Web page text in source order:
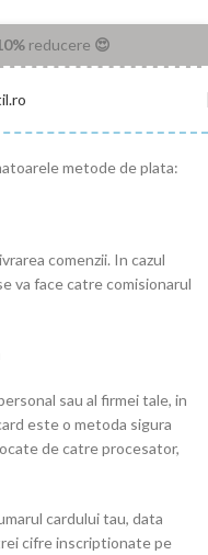
reducere 😍
metode de plata:
comenzii. In cazul
va face catre comisionarul
sau al firmei tale, in
este o metoda sigura
de catre procesator,
cardului tau, data
cifre inscriptionate pe